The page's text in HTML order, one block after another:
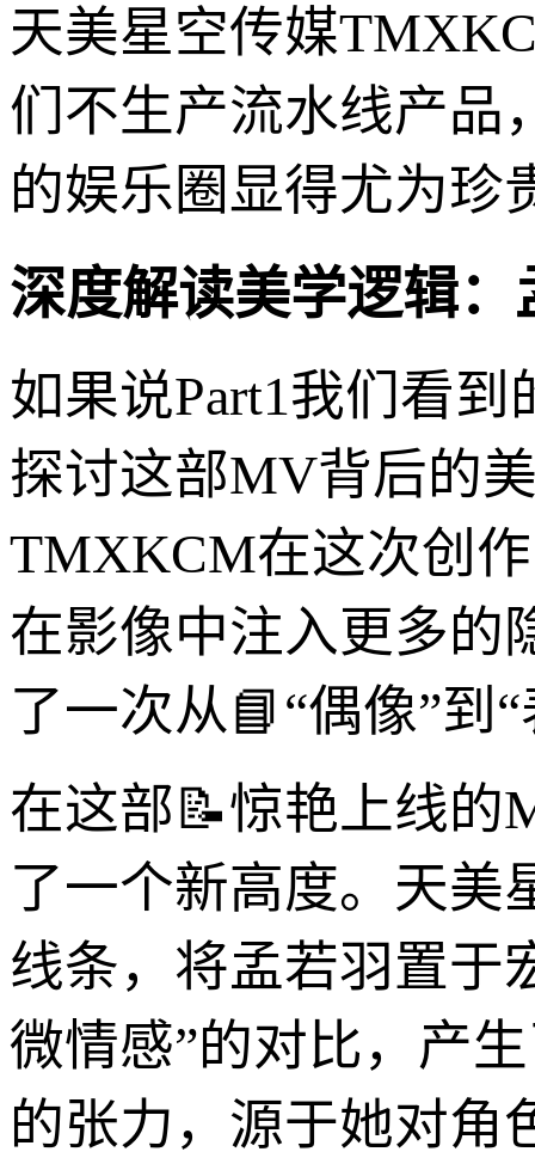
天美星空传媒
们不生产流水线产品
的娱乐圈显得尤为珍
深度解读美学逻辑
如果说Part1我们看
探讨这部MV背后的
TMXKCM在这次创
在影像中注入更多的
了一次从📘“偶像”到
在这部📝惊艳上线的
了一个新高度。天美
线条，将孟若羽置于
微情感”的对比，产
的张力，源于她对角